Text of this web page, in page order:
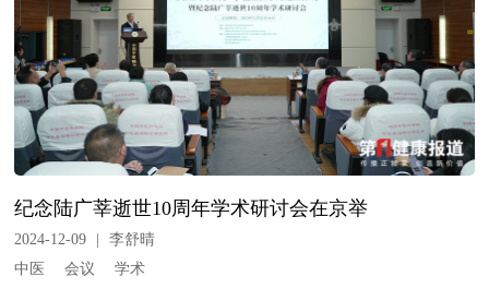
纪念陆广莘逝世10周年学术研讨会在京举
2024-12-09
李舒晴
中医
会议 学术